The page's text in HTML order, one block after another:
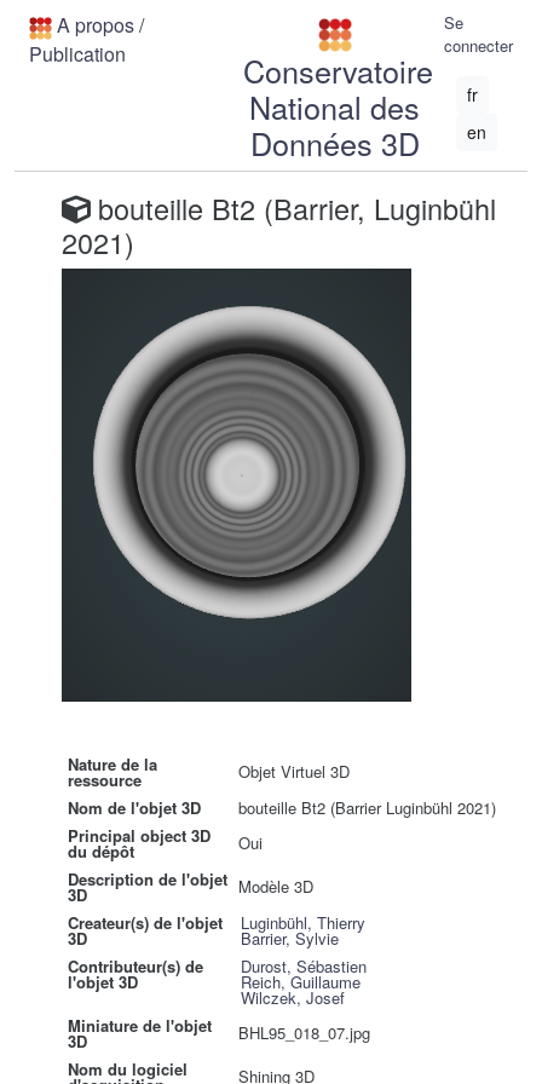
A propos/
Publication
Conservatoire
National des
Données 3D
Se
connecter
fr
en
bouteille Bt2 (Barrier, Luginbühl
2021)
Nature de la
ressource
Objet Virtuel 3D
Nom de l'objet 3D
bouteille Bt2 (Barrier Luginbühl 2021)
Principal object 3D
du dépôt
Oui
Description de l'objet
3D
Modèle 3D
Createur(s) de l'objet
3D
Luginbühl, Thierry
Barrier, Sylvie
Contributeur(s) de
l'objet 3D
Durost, Sébastien
Reich, Guillaume
Wilczek, Josef
Miniature de l'objet
3D
BHL95_018_07.jpg
Nom du logiciel
Shining 3D